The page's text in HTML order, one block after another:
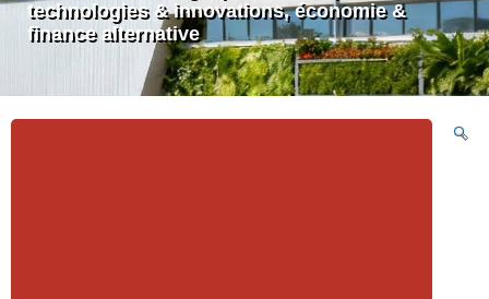
technologies & innovations, économie &
finance alternative